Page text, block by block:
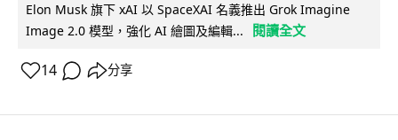
Elon Musk 旗下 xAI 以 SpaceXAI 名義推出 Grok Imagine
Image 2.0 模型，強化 AI 繪圖及編輯...
閱讀全文
14 分享